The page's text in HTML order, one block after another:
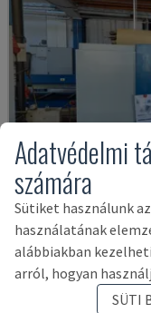
X-MILL 640
KNUTH - FÜGGŐLEGES
Adatvédelmi
számára
Sütiket használunk
használatának
alábbiakban
arról, hogyan
SÜTI